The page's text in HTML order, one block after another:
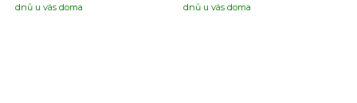
dnů u vás doma
dnů u vás doma